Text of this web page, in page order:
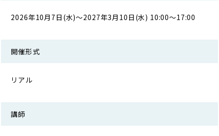
2026年10月7日(水)～2027年3月10日(水) 10:00～17:00
開催形式
リアル
講師